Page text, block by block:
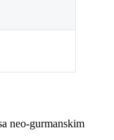
neo‑gurmanskim